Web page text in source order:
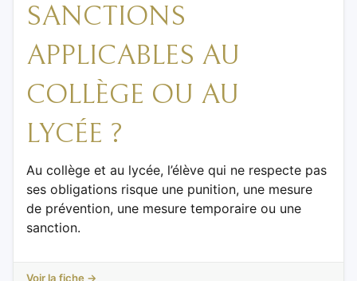
SANCTIONS
APPLICABLES AU
COLLÈGE OU AU
LYCÉE ?
Au collège et au lycée, l’élève qui ne respecte pas
ses obligations risque une punition, une mesure
de prévention, une mesure temporaire ou une
sanction.
Voir la fiche →